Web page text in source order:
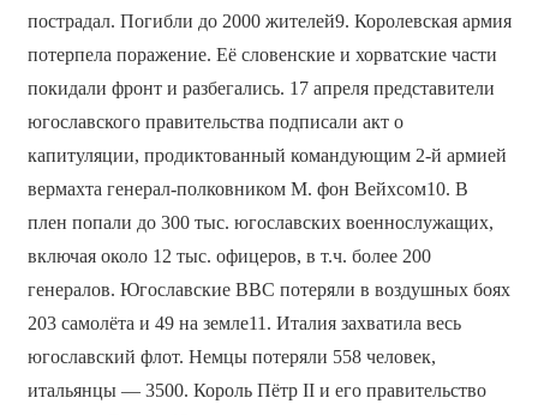
пострадал. Погибли до 2000 жителей9. Королевская армия
потерпела поражение. Её словенские и хорватские части
покидали фронт и разбегались. 17 апреля представители
югославского правительства подписали акт о
капитуляции, продиктованный командующим 2-й армией
вермахта генерал-полковником М. фон Вейхсом10. В
плен попали до 300 тыс. югославских военнослужащих,
включая около 12 тыс. офицеров, в т.ч. более 200
генералов. Югославские ВВС потеряли в воздушных боях
203 самолёта и 49 на земле11. Италия захватила весь
югославский флот. Немцы потеряли 558 человек,
итальянцы — 3500. Король Пётр II и его правительство